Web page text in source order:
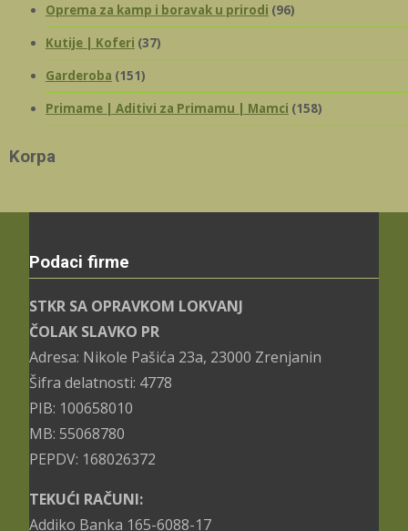
Oprema za kamp i boravak u prirodi (96)
Kutije | Koferi (37)
Garderoba (151)
Primame | Aditivi za Primamu | Mamci (158)
Korpa
Podaci firme
STKR SA OPRAVKOM LOKVANJ
ČOLAK SLAVKO PR
Adresa: Nikole Pašića 23a, 23000 Zrenjanin
Šifra delatnosti: 4778
PIB: 100658010
MB: 55068780
PEPDV: 168026372
TEKUĆI RAČUNI:
Addiko Banka 165-6088-17